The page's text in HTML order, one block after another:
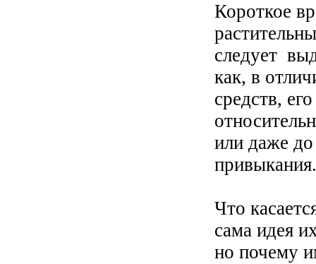
Короткое
следует
как, в
средств,
или даже до
привыкания.
Что
сама идея
но почему